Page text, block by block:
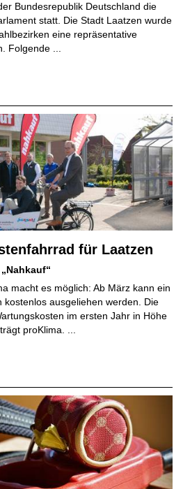
Bundesrepublik Deutschland die
statt. Die Stadt Laatzen wurde
eine repräsentative
Folgende ...
für Laatzen
macht es möglich: Ab März kann ein
kostenlos ausgeliehen werden. Die
im ersten Jahr in Höhe
proKlima. ...